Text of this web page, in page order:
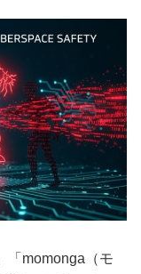
「momonga（モ